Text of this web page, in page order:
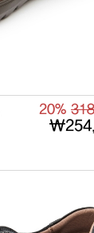
20%